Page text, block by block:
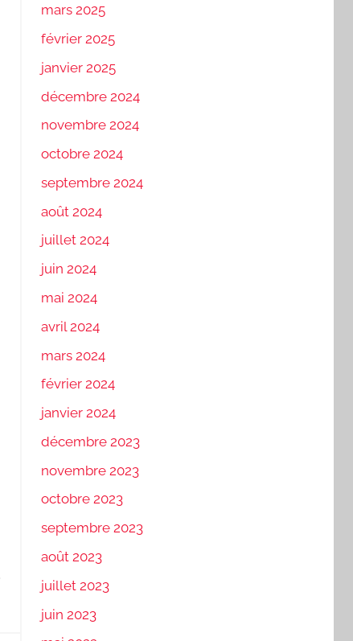
mars 2025
février 2025
janvier 2025
décembre 2024
novembre 2024
octobre 2024
septembre 2024
août 2024
juillet 2024
juin 2024
mai 2024
avril 2024
mars 2024
février 2024
janvier 2024
décembre 2023
novembre 2023
octobre 2023
septembre 2023
août 2023
juillet 2023
juin 2023